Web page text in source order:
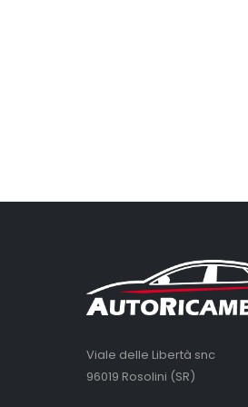
Viale delle Libertà snc
96019 Rosolini (SR)